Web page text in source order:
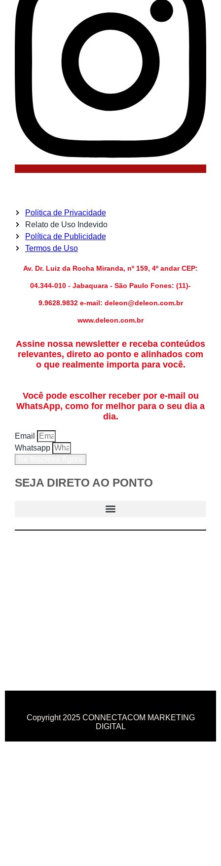
Politica de Privacidade
Relato de Uso Indevido
Política de Publicidade
Termos de Uso
Av. Dr. Luiz da Rocha Miranda, nº 159, 4º andar CEP:
04.344-010 - Jabaquara - São Paulo Fones: (11)-
9.9628.9832 e-mail: deleon@deleon.com.br
www.deleon.com.br
Assine nossa newsletter e receba conteúdos
relevantes, direto ao ponto e alinhados com
o que realmente importa para você.
Você pode escolher receber por e-mail ou
WhatsApp, como for melhor para o seu dia a
dia.
Email
Whatsapp
SEJA DIRETO AO PONTO
Copyright 2025 CONNECTACOM MARKETING
DIGITAL